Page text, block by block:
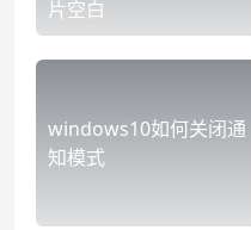
片空白
windows10如何关闭通
知模式